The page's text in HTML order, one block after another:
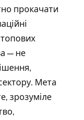
прокачати
— не
Мета
зрозуміле